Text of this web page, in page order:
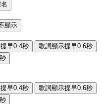
顯示
早0.4秒
歌詞顯示提早0.6秒
早0.4秒
歌詞顯示提早0.6秒